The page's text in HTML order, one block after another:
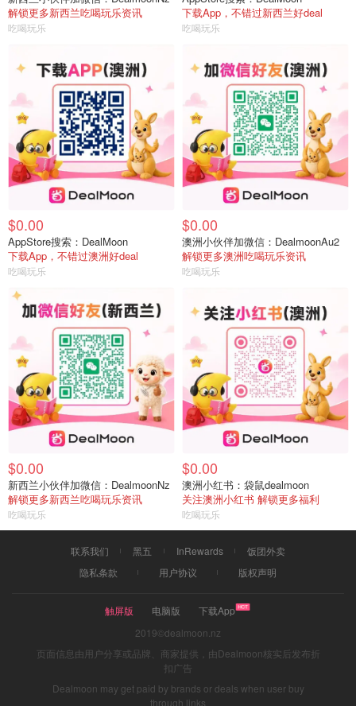
解锁更多新西兰吃喝玩乐资讯
吃喝玩乐
下载App，不错过新西兰好deal
吃喝玩乐
$0.00
AppStore搜索：DealMoon
下载App，不错过澳洲好deal
吃喝玩乐
$0.00
澳洲小伙伴加微信：DealmoonAu2
解锁更多澳洲吃喝玩乐资讯
吃喝玩乐
$0.00
新西兰小伙伴加微信：DealmoonNz
解锁更多新西兰吃喝玩乐资讯
吃喝玩乐
$0.00
澳洲小红书：袋鼠dealmoon
关注澳洲小红书 解锁更多福利
吃喝玩乐
联系我们 黑五 InRewards
饭团外卖
隐私条款
用户协议 版权声明
触屏版 电脑版
下载App
2019©dealmoon.nz
页面信息由用户分享或品牌、商家提供，由Dealmoon核实后发布折
扣广告
Dealmoon may get paid by brands or deals when user buy
through links